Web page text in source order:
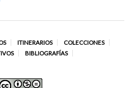
ITINERARIOS
COLECCIONES
BIBLIOGRAFÍAS